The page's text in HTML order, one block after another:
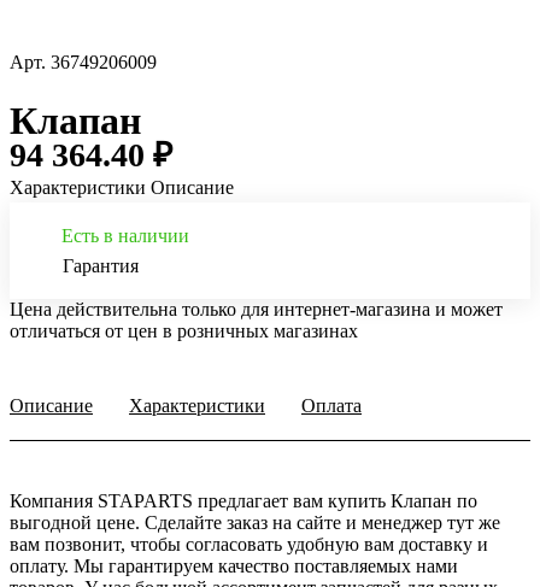
Арт. 36749206009
Клапан
94 364.40 ₽
Характеристики Описание
Есть в наличии
Гарантия
Цена действительна только для интернет-магазина и может
отличаться от цен в розничных магазинах
Описание Характеристики Оплата
Компания STAPARTS предлагает вам купить Клапан по
выгодной цене. Сделайте заказ на сайте и менеджер тут же
вам позвонит, чтобы согласовать удобную вам доставку и
оплату. Мы гарантируем качество поставляемых нами